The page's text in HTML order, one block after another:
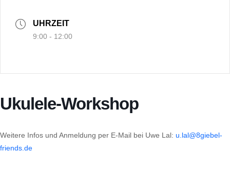
UHRZEIT
9:00 - 12:00
Ukulele-Workshop
Weitere Infos und Anmeldung per E-Mail bei Uwe Lal: u.lal@8giebel-
friends.de